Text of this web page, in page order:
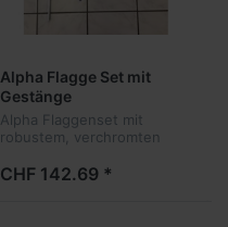
Alpha Flagge Set mit
Gestänge
Alpha Flaggenset mit
robustem, verchromten
3-teilig und kann in der
CHF 142.69 *